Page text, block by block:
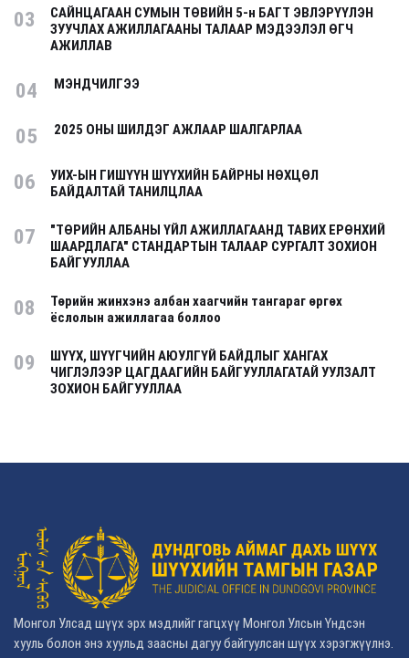
03
САЙНЦАГААН СУМЫН ТӨВИЙН 5-н БАГТ ЭВЛЭРҮҮЛЭН
ЗУУЧЛАХ АЖИЛЛАГААНЫ ТАЛААР МЭДЭЭЛЭЛ ӨГЧ
АЖИЛЛАВ
04 МЭНДЧИЛГЭЭ
05 2025 ОНЫ ШИЛДЭГ АЖЛААР ШАЛГАРЛАА
06
УИХ-ЫН ГИШҮҮН ШҮҮХИЙН БАЙРНЫ НӨХЦӨЛ
БАЙДАЛТАЙ ТАНИЛЦЛАА
07
"ТӨРИЙН АЛБАНЫ ҮЙЛ АЖИЛЛАГААНД ТАВИХ ЕРӨНХИЙ
ШААРДЛАГА" СТАНДАРТЫН ТАЛААР СУРГАЛТ ЗОХИОН
БАЙГУУЛЛАА
08
Төрийн жинхэнэ албан хаагчийн тангараг өргөх
ёслолын ажиллагаа боллоо
09
ШҮҮХ, ШҮҮГЧИЙН АЮУЛГҮЙ БАЙДЛЫГ ХАНГАХ
ЧИГЛЭЛЭЭР ЦАГДААГИЙН БАЙГУУЛЛАГАТАЙ УУЛЗАЛТ
ЗОХИОН БАЙГУУЛЛАА
Монгол Улсад шүүх эрх мэдлийг гагцхүү Монгол Улсын Үндсэн
хууль болон энэ хуульд заасны дагуу байгуулсан шүүх хэрэгжүүлнэ.